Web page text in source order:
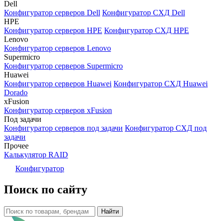
Dell
Конфигуратор серверов Dell Конфигуратор СХД Dell
HPE
Конфигуратор серверов HPE Конфигуратор СХД HPE
Lenovo
Конфигуратор серверов Lenovo
Supermicro
Конфигуратор серверов Supermicro
Huawei
Конфигуратор серверов Huawei Конфигуратор СХД Huawei
Dorado
xFusion
Конфигуратор серверов xFusion
Под задачи
Конфигуратор серверов под задачи Конфигуратор СХД под
задачи
Прочее
Калькулятор RAID
Конфигуратор
Поиск по сайту